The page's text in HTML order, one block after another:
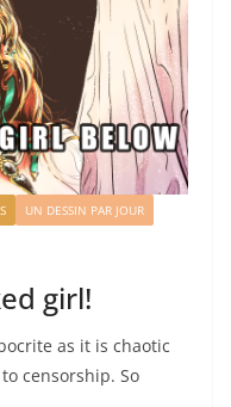
UN DESSIN PAR JOUR
girl!
as it is chaotic
censorship. So